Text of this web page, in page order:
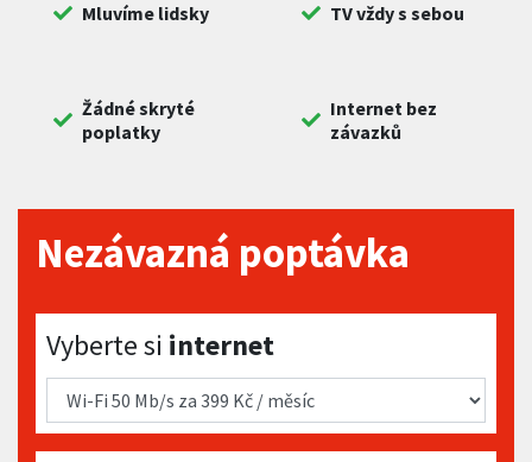
Mluvíme lidsky TV vždy s sebou
Žádné skryté
poplatky
Internet bez
závazků
Nezávazná poptávka
Vyberte si internet
Vyberte si internet